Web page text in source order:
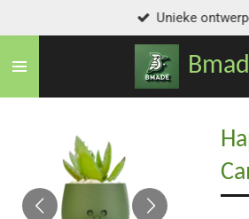
naar
Unieke